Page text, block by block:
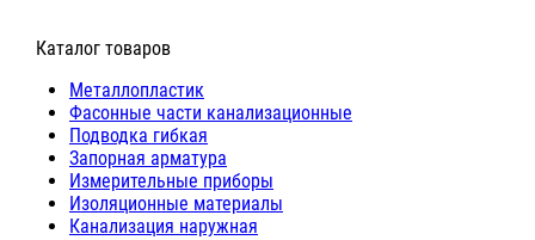
⠀Каталог товаров
Металлопластик
Фасонные части канализационные
Подводка гибкая
Запорная арматура
Измерительные приборы
Изоляционные материалы
Канализация наружная